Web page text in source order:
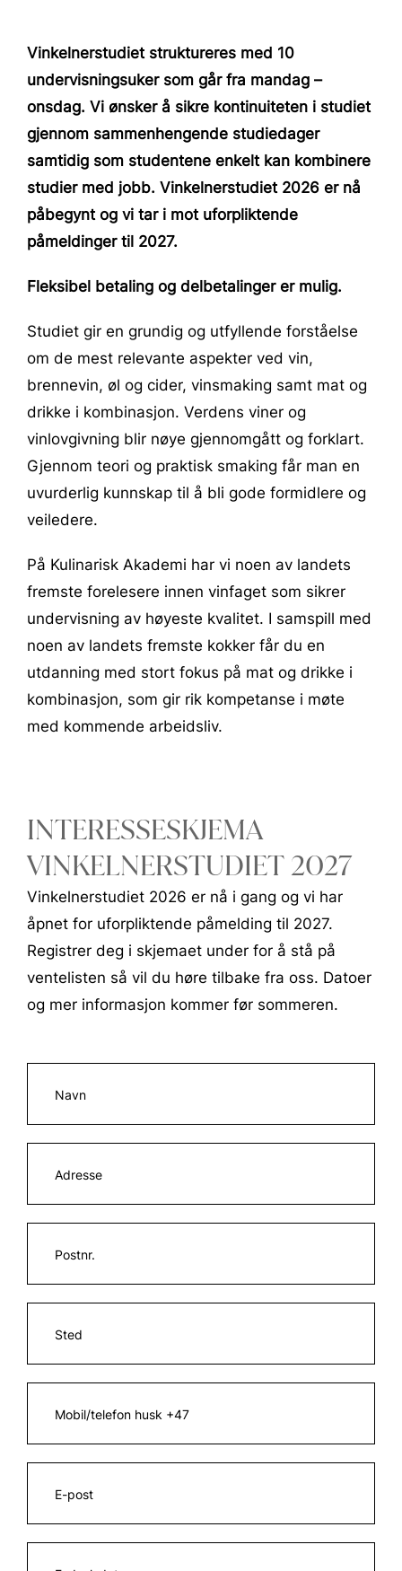
Vinkelnerstudiet struktureres med 10
undervisningsuker som går fra mandag –
onsdag. Vi ønsker å sikre kontinuiteten i studiet
gjennom sammenhengende studiedager
samtidig som studentene enkelt kan kombinere
studier med jobb. Vinkelnerstudiet 2026 er nå
påbegynt og vi tar i mot uforpliktende
påmeldinger til 2027.
Fleksibel betaling og delbetalinger er mulig.
Studiet gir en grundig og utfyllende forståelse
om de mest relevante aspekter ved vin,
brennevin, øl og cider, vinsmaking samt mat og
drikke i kombinasjon. Verdens viner og
vinlovgivning blir nøye gjennomgått og forklart.
Gjennom teori og praktisk smaking får man en
uvurderlig kunnskap til å bli gode formidlere og
veiledere.
På Kulinarisk Akademi har vi noen av landets
fremste forelesere innen vinfaget som sikrer
undervisning av høyeste kvalitet. I samspill med
noen av landets fremste kokker får du en
utdanning med stort fokus på mat og drikke i
kombinasjon, som gir rik kompetanse i møte
med kommende arbeidsliv.
Vinkelner
INTERESSESKJEMA
VINKELNERSTUDIET 2027
Vinkelnerstudiet 2026 er nå i gang og vi har
åpnet for uforpliktende påmelding til 2027.
Registrer deg i skjemaet under for å stå på
ventelisten så vil du høre tilbake fra oss. Datoer
og mer informasjon kommer før sommeren.